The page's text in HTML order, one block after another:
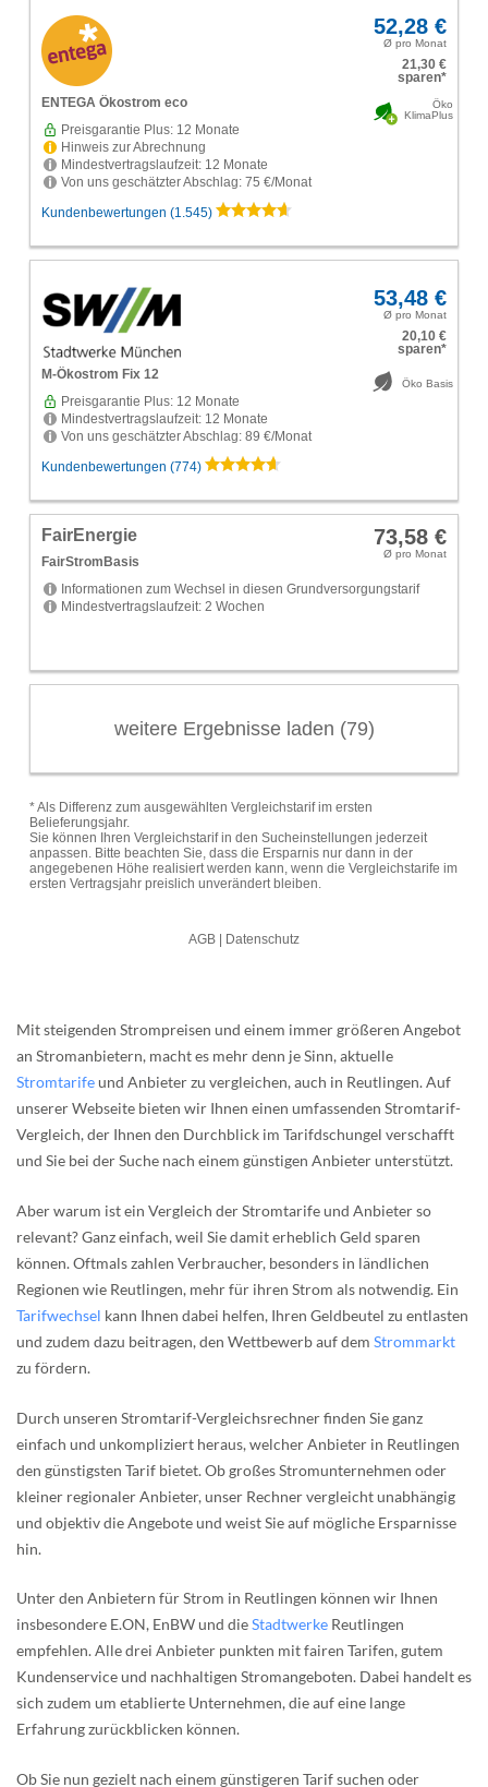
Mit steigenden Strompreisen und einem immer größeren Angebot
an Stromanbietern, macht es mehr denn je Sinn, aktuelle
Stromtarifeund Anbieter zu vergleichen, auch in Reutlingen. Auf
unserer Webseite bieten wir Ihnen einen umfassenden Stromtarif-
Vergleich, der Ihnen den Durchblick im Tarifdschungel verschafft
und Sie bei der Suche nach einem günstigen Anbieter unterstützt.
Aber warum ist ein Vergleich der Stromtarife und Anbieter so
relevant? Ganz einfach, weil Sie damit erheblich Geld sparen
können. Oftmals zahlen Verbraucher, besonders in ländlichen
Regionen wie Reutlingen, mehr für ihren Strom als notwendig. Ein
Tarifwechsel kann Ihnen dabei helfen, Ihren Geldbeutel zu entlasten
und zudem dazu beitragen, den Wettbewerb auf dem Strommarkt
zu fördern.
Durch unseren Stromtarif-Vergleichsrechner finden Sie ganz
einfach und unkompliziert heraus, welcher Anbieter in Reutlingen
den günstigsten Tarif bietet. Ob großes Stromunternehmen oder
kleiner regionaler Anbieter, unser Rechner vergleicht unabhängig
und objektiv die Angebote und weist Sie auf mögliche Ersparnisse
hin.
Unter den Anbietern für Strom in Reutlingen können wir Ihnen
insbesondere E.ON, EnBW und dieStadtwerke Reutlingen
empfehlen. Alle drei Anbieter punkten mit fairen Tarifen, gutem
Kundenservice und nachhaltigen Stromangeboten. Dabei handelt es
sich zudem um etablierte Unternehmen, die auf eine lange
Erfahrung zurückblicken können.
Ob Sie nun gezielt nach einem günstigeren Tarif suchen oder